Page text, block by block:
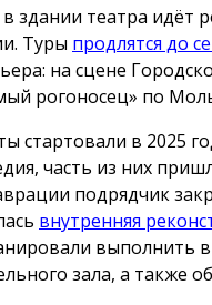
здании театра идёт
Туры продлятся до
на сцене
рогоносец» по
стартовали в 2025
часть из них
подрядчик
внутренняя
выполнить
зала, а также